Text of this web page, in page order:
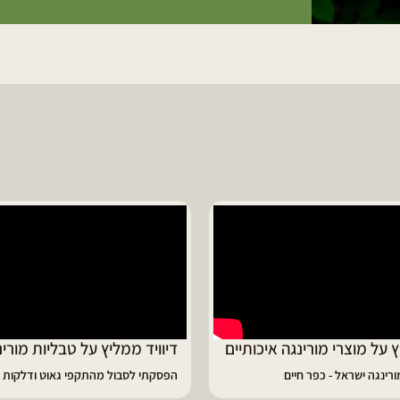
ממליץ על טבליות מורינגה
לסבול מהתקפי גאוט ודלקות
מוריה ממליצה
פיתרון מעולה לאמהות ולחיזוק הגוף